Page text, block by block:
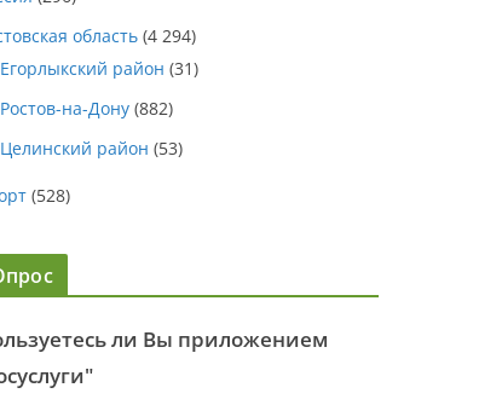
область (4 294)
Егорлыкский район (31)
Ростов-на-Дону (882)
Целинский район (53)
(528)
ли Вы приложением